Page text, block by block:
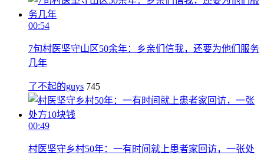
00:54
7旬村医坚守山区50余年：乡亲们信我，还要为他们服务
几年
了不起的guys 745
00:49
村医坚守乡村50年：一有时间就上患者家回访，一张处